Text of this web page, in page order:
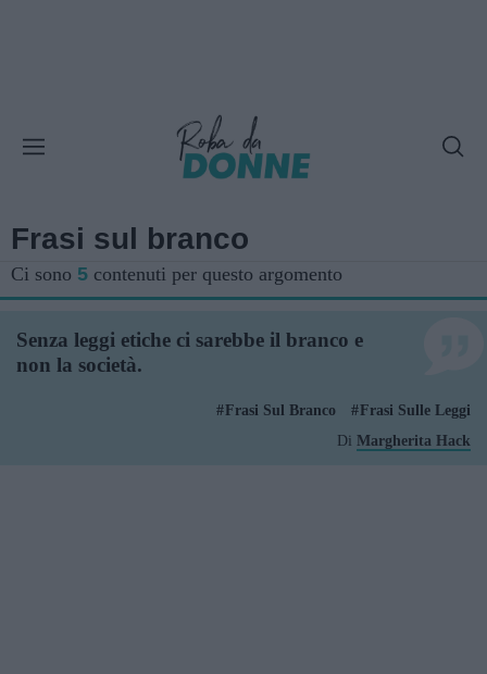
Frasi sul branco
Ci sono 5 contenuti per questo argomento
Senza leggi etiche ci sarebbe il branco e
non la società.
Frasi Sul Branco
Frasi Sulle Leggi
Di Margherita Hack